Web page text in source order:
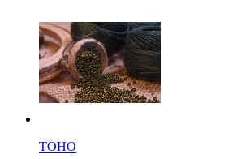
TOHO